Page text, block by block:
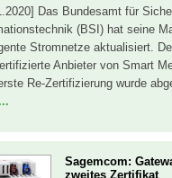
Das Bundesamt für
(BSI) hat seine
Stromnetze aktualisiert.
Anbieter von Smart
Re-Zertifizierung wurde
Sagemcom:
zweites Zertifikat